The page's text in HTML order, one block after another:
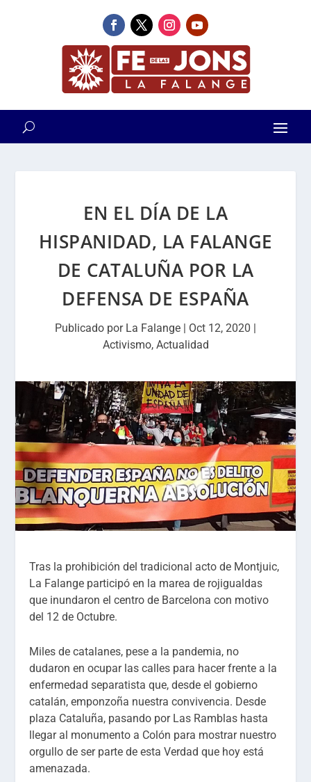
EN EL DÍA DE LA
HISPANIDAD, LA FALANGE
DE CATALUÑA POR LA
DEFENSA DE ESPAÑA
Publicado por La Falange | Oct 12, 2020 |
Activismo, Actualidad
Tras la prohibición del tradicional acto de Montjuic,
La Falange participó en la marea de rojigualdas
que inundaron el centro de Barcelona con motivo
del 12 de Octubre.
Miles de catalanes, pese a la pandemia, no
dudaron en ocupar las calles para hacer frente a la
enfermedad separatista que, desde el gobierno
catalán, emponzoña nuestra convivencia. Desde
plaza Cataluña, pasando por Las Ramblas hasta
llegar al monumento a Colón para mostrar nuestro
orgullo de ser parte de esta Verdad que hoy está
amenazada.